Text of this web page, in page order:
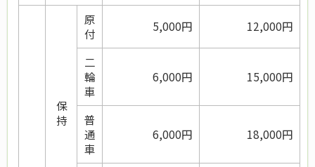
保
持
原
付
5,000円 12,000円
二
輪
車
6,000円 15,000円
普
通
車
6,000円 18,000円